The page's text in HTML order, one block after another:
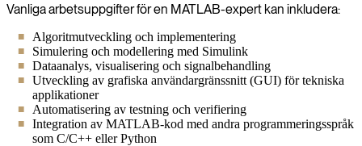
Vanliga arbetsuppgifter för en MATLAB-expert kan inkludera:
Algoritmutveckling och implementering
Simulering och modellering med Simulink
Dataanalys, visualisering och signalbehandling
Utveckling av grafiska användargränssnitt (GUI) för tekniska
applikationer
Automatisering av testning och verifiering
Integration av MATLAB-kod med andra programmeringsspråk
som C/C++ eller Python